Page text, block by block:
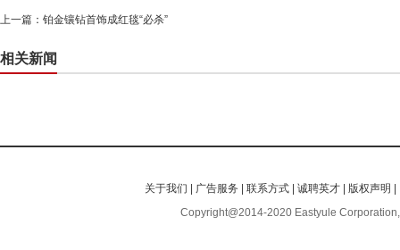
上一篇： 铂金镶钻首饰成红毯“必杀”
相关新闻
关于我们 | 广告服务 |联系方式 |诚聘英才 | 版权声明 |
Copyright@2014-2020 Eastyule